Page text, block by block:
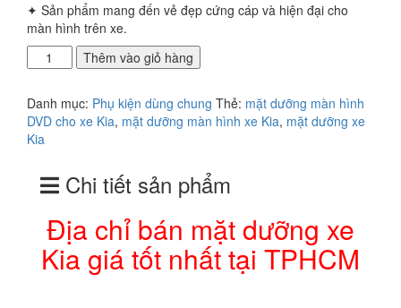
✦ Sản phẩm mang đến vẻ đẹp cứng cáp và hiện đại cho
màn hình trên xe.
chỉ
mặt
dưỡng
xe
giá
tốt
TPHCM
Thêm vào giỏ hàng
Danh mục: Phụ kiện dùng chung Thẻ: mặt dưỡng màn hình
DVD cho xe Kia, mặt dưỡng màn hình xe Kia, mặt dưỡng xe
Kia
Chi tiết sản phẩm
Địa chỉ bán mặt dưỡng xe
Kia giá tốt nhất tại TPHCM